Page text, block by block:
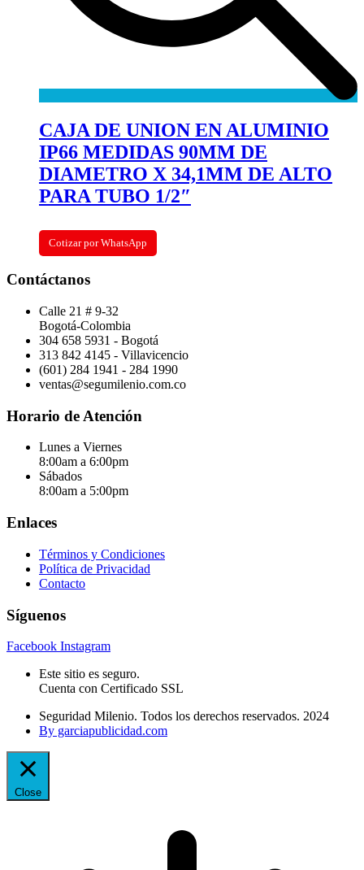
CAJA DE UNION EN ALUMINIO
IP66 MEDIDAS 90MM DE
DIAMETRO X 34,1MM DE ALTO
PARA TUBO 1/2″
Cotizar por WhatsApp
Contáctanos
Calle 21 # 9-32
Bogotá-Colombia
304 658 5931 - Bogotá
313 842 4145 - Villavicencio
(601) 284 1941 - 284 1990
ventas@segumilenio.com.co
Horario de Atención
Lunes a Viernes
8:00am a 6:00pm
Sábados
8:00am a 5:00pm
Enlaces
Términos y Condiciones
Política de Privacidad
Contacto
Síguenos
Facebook Instagram
Este sitio es seguro.
Cuenta con Certificado SSL
Seguridad Milenio. Todos los derechos reservados. 2024
By garciapublicidad.com
Close